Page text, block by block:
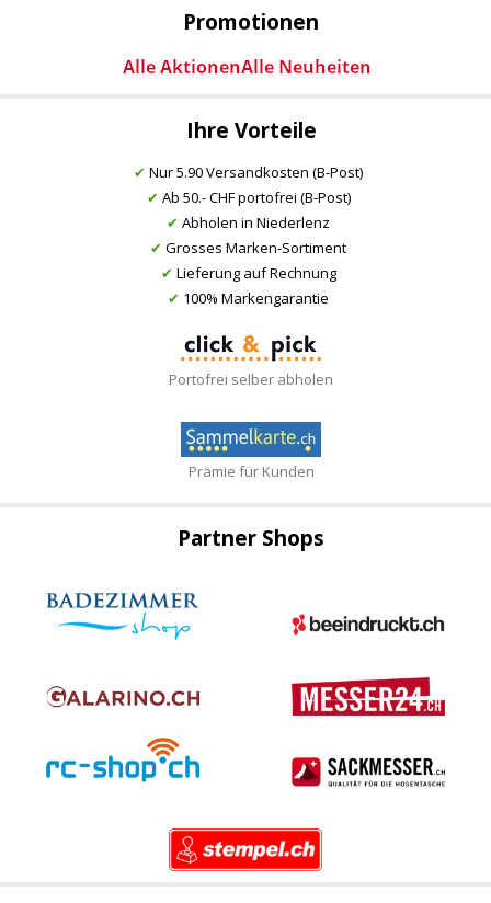
Promotionen
Ihre Vorteile
✔ Nur 5.90 Versandkosten (B-Post)
✔ Ab 50.- CHF portofrei (B-Post)
✔ Abholen in Niederlenz
✔ Grosses Marken-Sortiment
✔ Lieferung auf Rechnung
✔ 100% Markengarantie
Portofrei selber abholen
Prämie für Kunden
Partner Shops